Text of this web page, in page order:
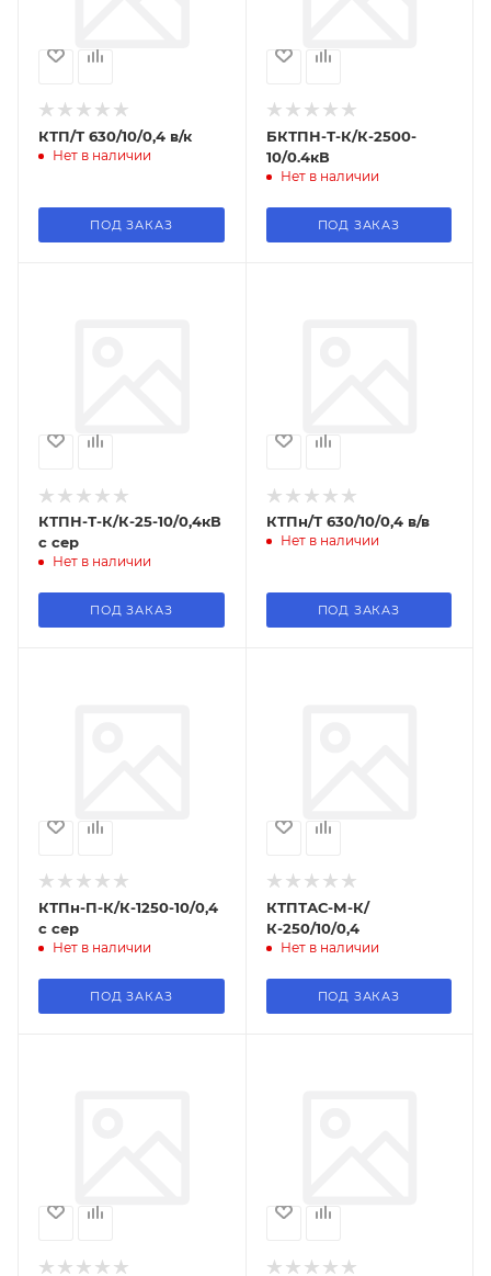
КТП/Т 630/10/0,4 в/к
Нет в наличии
ПОД ЗАКАЗ
БКТПН-Т-К/К-2500-
10/0.4кВ
Нет в наличии
ПОД ЗАКАЗ
КТПН-Т-К/К-25-10/0,4кВ
с сер
Нет в наличии
ПОД ЗАКАЗ
КТПн/Т 630/10/0,4 в/в
Нет в наличии
ПОД ЗАКАЗ
КТПн-П-К/К-1250-10/0,4
с сер
Нет в наличии
ПОД ЗАКАЗ
КТПТАС-М-К/
К-250/10/0,4
Нет в наличии
ПОД ЗАКАЗ